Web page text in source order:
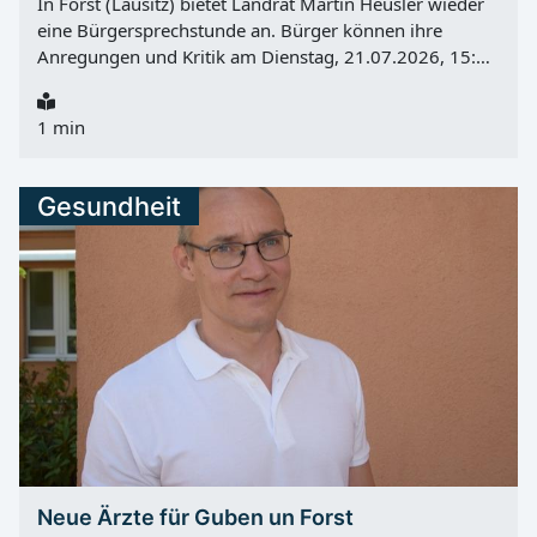
eine Bürgersprechstunde an. Bürger können ihre
Anregungen und Kritik am Dienstag, 21.07.2026, 15:00
Sprechstunde findet im Raum A.1.11 im Kreishaus,
Heinrich-Heine-Straße 1, 03149 Forst (Lausitz)/Baršć
persönlich vorbeikommen kann, erreicht den Landrat in
dieser Zeit auch telefonisch unter 03562 986-10001 .
1 min
Gesundheit
Neue Ärzte für Guben un Forst